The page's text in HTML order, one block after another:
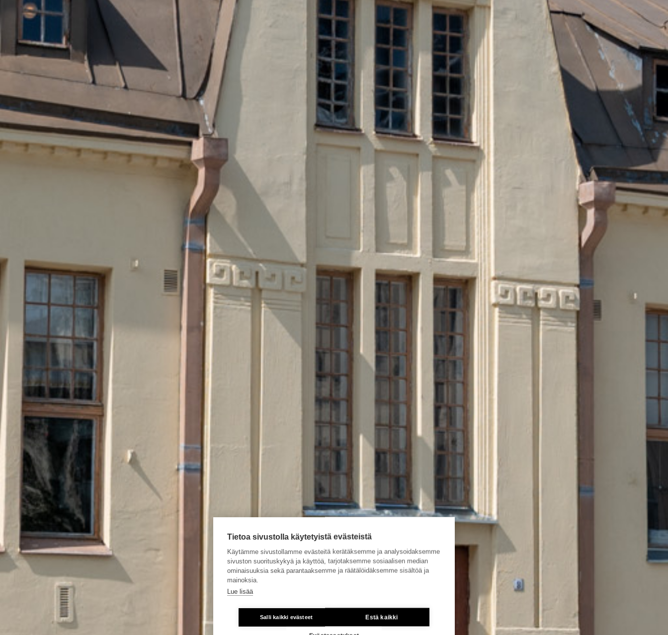
Tietoa sivustolla käytetyistä evästeistä
Käytämme sivustollamme evästeitä kerätäksemme ja analysoidaksemme
sivuston suorituskykyä ja käyttöä, tarjotaksemme sosiaalisen median
ominaisuuksia sekä parantaaksemme ja räätälöidäksemme sisältöä ja
mainoksia.
Lue lisää
Salli kaikki evästeet Estä kaikki